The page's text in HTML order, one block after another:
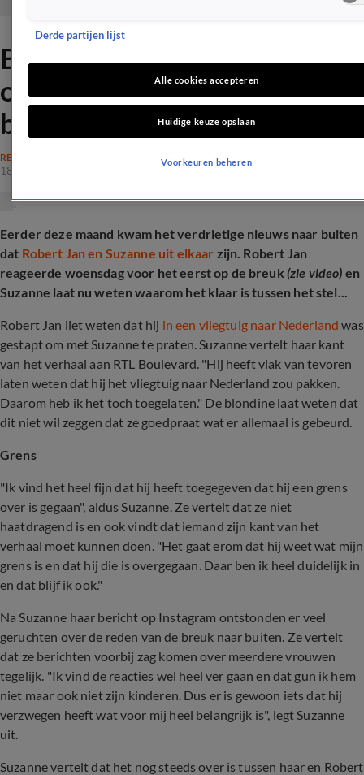
B&B Vol Liefde-Suzanne
openhartig over reden van
breuk met Robert Jan
REALITY
18 juli 2025, 19:54
Eerder deze maand kwam het verdrietige nieuws naar buiten
dat Robert Jan en Suzanne uit elkaar zijn. Robert Jan
reageerde woensdag voor het eerst op de breuk (zie video) en
Suzanne laat nu weten waarom het klaar is tussen het stel...
Robert Jan liet weten dat hij in een vliegtuig naar Nederland was
gestapt om met Suzanne te praten. Suzanne vertelt haar kant
van het verhaal aan RTL Boulevard. "Hij heeft vlak van tevoren
laten weten dat hij het vliegtuig naar Nederland zou pakken.
Daarom heb ik het toch toegelaten." De blondine laat weten dat
dit niet wil zeggen dat ze goedpraat wat er allemaal is gebeurd.
Grens
"Ik vind het heel fijn dat hij heeft toegegeven dat hij een grens
over is gegaan", aldus Suzanne. Ze vertelt dat ze niet
haatdragend is en ook vindt dat iemand zijn kant van het
verhaal moet kunnen doen. "Het gaat erom dat hij weet wat mijn
grens is en dat hij die is overgegaan. Daar ben ik heel duidelijk in
en dat blijf ik ook."
Na Suzanne haar bericht op Instagram ontstonden er veel
geruchten over de reden van de breuk naar buiten. Ze vertelt
dat ze berichten voorbij zag komen over meerdere vrouwen
tegelijk. "Ik vind de reacties wel heel ver gaan en dat gun ik hem
niet maar ook niet zijn kinderen. Dus er is gewoon iets dat hij
verzwegen heeft wat voor mij heel belangrijk is", legt Suzanne
uit.
Suzanne vertelt dat het nog steeds over is tussen haar en Robert
Derde partijen lijst
Alle cookies accepteren
Huidige keuze opslaan
Voorkeuren beheren